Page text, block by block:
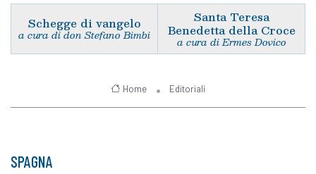
Schegge di vangelo
a cura di don Stefano Bimbi
Santa Teresa
Benedetta della Croce
a cura di Ermes Dovico
Home Editoriali
SPAGNA